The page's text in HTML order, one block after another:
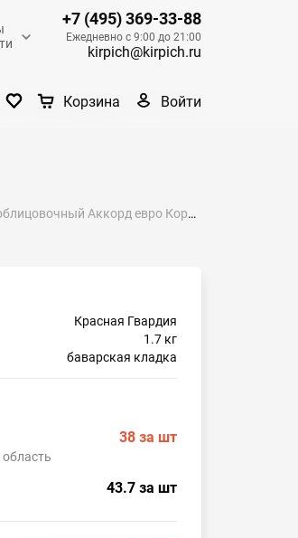
+7 (495) 369-33-88
Ежедневно с 9:00 до 21:00
kirpich@kirpich.ru
Корзина Войти
Кирпич облицовочный Аккорд евро Коралл М-175 Красная Гвардия
Красная Гвардия
1.7 кг
баварская кладка
38 за шт
43.7 за шт